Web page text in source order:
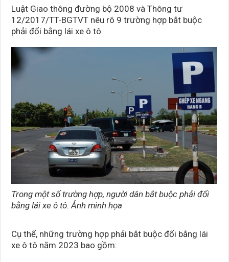
trường
hợp
bắt
buộc
phải
Luật Giao thông đường bộ 2008 và Thông tư
12/2017/TT-BGTVT nêu rõ 9 trường hợp bắt buộc
phải đổi bằng lái xe ô tô.
Trong một số trường hợp, người dân bắt buộc phải đổi
bằng lái xe ô tô. Ảnh minh họa
Cụ thể, những trường hợp phải bắt buộc đổi bằng lái
xe ô tô năm 2023 bao gồm: